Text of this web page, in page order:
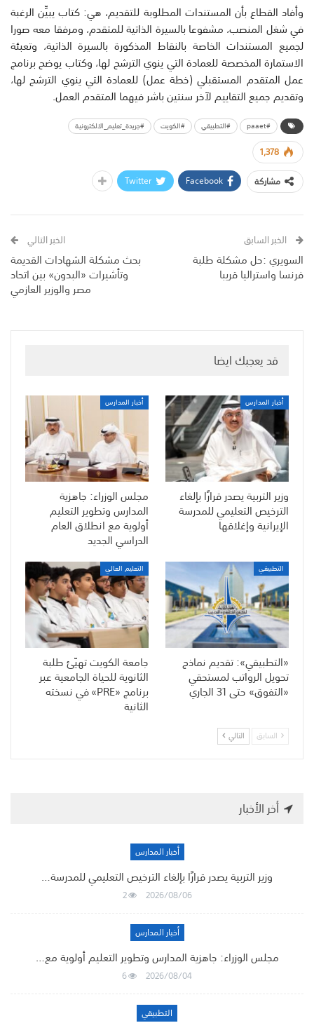
وأفاد القطاع بأن المستندات المطلوبة للتقديم، هي: كتاب يبيِّن الرغبة
في شغل المنصب، مشفوعا بالسيرة الذاتية للمتقدم، ومرفقا معه صورا
لجميع المستندات الخاصة بالنقاط المذكورة بالسيرة الذاتية، وتعبئة
الاستمارة المخصصة للعمادة التي ينوي الترشح لها، وكتاب يوضح برنامج
عمل المتقدم المستقبلي (خطة عمل) للعمادة التي ينوي الترشح لها،
وتقديم جميع التقاييم لآخر سنتين باشر فيهما المتقدم العمل.
#paaet #التطبيقي #الكويت #جريدة_تعليم_الالكترونية
1,378
مشاركة
Facebook
Twitter
الخبر السابق
السويري :حل مشكلة طلبة
فرنسا واستراليا قريبا
الخبر التالي
بحث مشكلة الشهادات القديمة
وتأشيرات «البدون» بين اتحاد
مصر والوزير العازمي
قد يعجبك ايضا
أخبار المدارس
وزير التربية يصدر قرارًا بإلغاء
الترخيص التعليمي للمدرسة
الإيرانية وإغلاقها
أخبار المدارس
مجلس الوزراء: جاهزية
المدارس وتطوير التعليم
أولوية مع انطلاق العام
الدراسي الجديد
التطبيقي
«التطبيقي»: تقديم نماذج
تحويل الرواتب لمستحقي
«التفوق» حتى 31 الجاري
التعليم العالي
جامعة الكويت تهيّئ طلبة
الثانوية للحياة الجامعية عبر
برنامج «PRE» في نسخته
الثانية
السابق التالي
أخر الأخبار
أخبار المدارس
وزير التربية يصدر قرارًا بإلغاء الترخيص التعليمي للمدرسة…
2026/08/06
2
أخبار المدارس
مجلس الوزراء: جاهزية المدارس وتطوير التعليم أولوية مع…
2026/08/04
6
التطبيقي